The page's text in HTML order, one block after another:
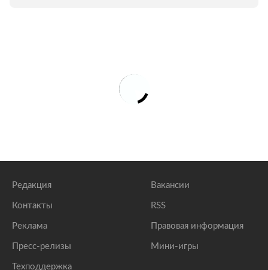
Редакция
Контакты
Реклама
Пресс-релизы
Техподдержка
Вакансии
RSS
Правовая информация
Мини-игры